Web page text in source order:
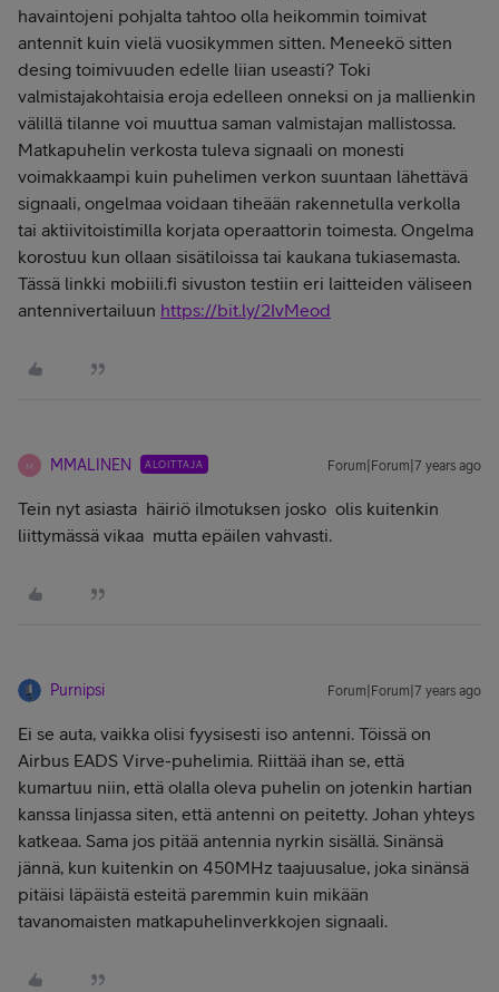
havaintojeni pohjalta tahtoo olla heikommin toimivat
antennit kuin vielä vuosikymmen sitten. Meneekö sitten
desing toimivuuden edelle liian useasti? Toki
valmistajakohtaisia eroja edelleen onneksi on ja mallienkin
välillä tilanne voi muuttua saman valmistajan mallistossa.
Matkapuhelin verkosta tuleva signaali on monesti
voimakkaampi kuin puhelimen verkon suuntaan lähettävä
signaali, ongelmaa voidaan tiheään rakennetulla verkolla
tai aktiivitoistimilla korjata operaattorin toimesta. Ongelma
korostuu kun ollaan sisätiloissa tai kaukana tukiasemasta.
Tässä linkki mobiili.fi sivuston testiin eri laitteiden väliseen
antennivertailuun https://bit.ly/2IvMeod
M MMALINEN ALOITTAJA Forum|Forum|7 years ago
Tein nyt asiasta häiriö ilmotuksen josko olis kuitenkin
liittymässä vikaa mutta epäilen vahvasti.
Purnipsi Forum|Forum|7 years ago
Ei se auta, vaikka olisi fyysisesti iso antenni. Töissä on
Airbus EADS Virve-puhelimia. Riittää ihan se, että
kumartuu niin, että olalla oleva puhelin on jotenkin hartian
kanssa linjassa siten, että antenni on peitetty. Johan yhteys
katkeaa. Sama jos pitää antennia nyrkin sisällä. Sinänsä
jännä, kun kuitenkin on 450MHz taajuusalue, joka sinänsä
pitäisi läpäistä esteitä paremmin kuin mikään
tavanomaisten matkapuhelinverkkojen signaali.